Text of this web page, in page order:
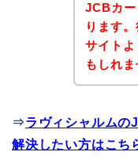
JCBカー
ります
サイト
もしれま
⇒ラヴィシャルムの
解決したい方はこち